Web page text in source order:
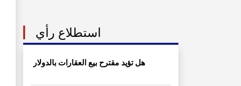
استطلاع رأي
هل تؤيد مقترح بيع العقارات بالدولار